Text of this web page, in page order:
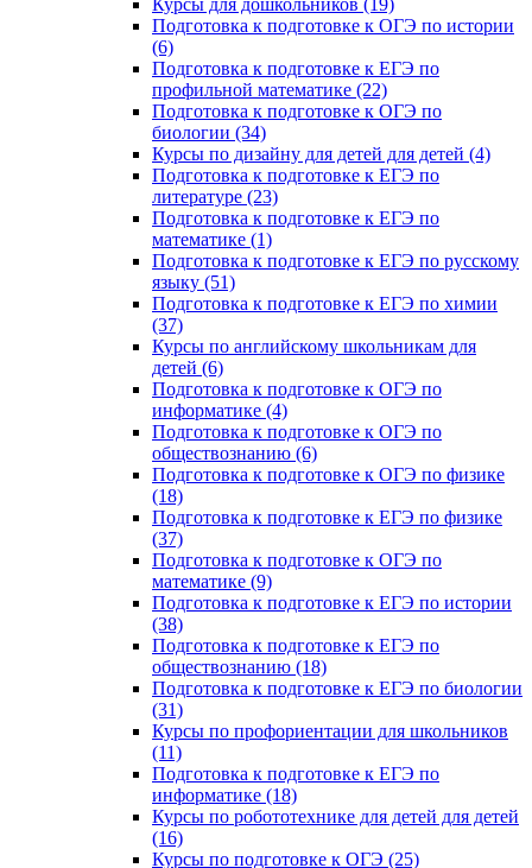
Курсы для дошкольников (19)
Подготовка к подготовке к ОГЭ по истории
(6)
Подготовка к подготовке к ЕГЭ по
профильной математике (22)
Подготовка к подготовке к ОГЭ по
биологии (34)
Курсы по дизайну для детей для детей (4)
Подготовка к подготовке к ЕГЭ по
литературе (23)
Подготовка к подготовке к ЕГЭ по
математике (1)
Подготовка к подготовке к ЕГЭ по русскому
языку (51)
Подготовка к подготовке к ЕГЭ по химии
(37)
Курсы по английскому школьникам для
детей (6)
Подготовка к подготовке к ОГЭ по
информатике (4)
Подготовка к подготовке к ОГЭ по
обществознанию (6)
Подготовка к подготовке к ОГЭ по физике
(18)
Подготовка к подготовке к ЕГЭ по физике
(37)
Подготовка к подготовке к ОГЭ по
математике (9)
Подготовка к подготовке к ЕГЭ по истории
(38)
Подготовка к подготовке к ЕГЭ по
обществознанию (18)
Подготовка к подготовке к ЕГЭ по биологии
(31)
Курсы по профориентации для школьников
(11)
Подготовка к подготовке к ЕГЭ по
информатике (18)
Курсы по робототехнике для детей для детей
(16)
Курсы по подготовке к ОГЭ (25)